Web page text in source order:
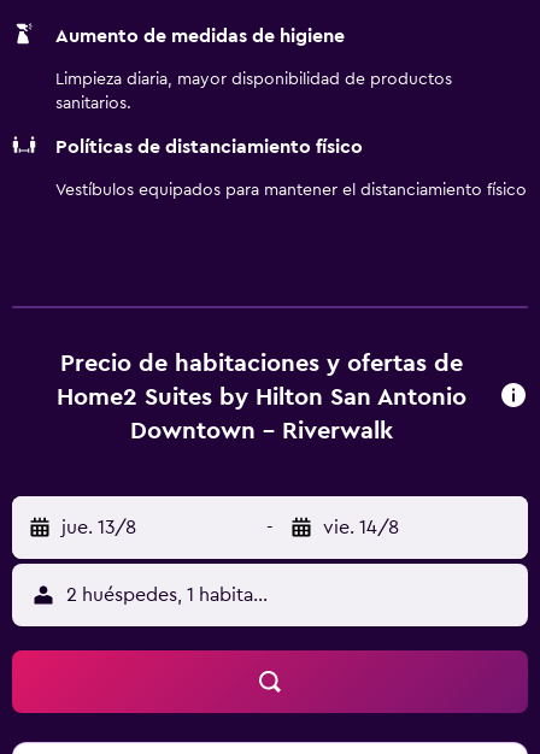
incluyen cocina básica con frigorífico/congelador grande,
están equipados con ducha y bañera combinadas y
Antonio ofrece acceso a Internet wifi gratis con una
velocidad de 25 Mbps o más. Los servicios para las
ocio y esparcimiento en este hotel incluyen una piscina
cubierta y centro de bienestar. No se permite la entrada a
la piscina y al gimnasio de niños menores de 18 años sin la
supervisión de un adulto.
Aumento de medidas de higiene
Limpieza diaria, mayor disponibilidad de productos
sanitarios.
Políticas de distanciamiento físico
Vestíbulos equipados para mantener el distanciamiento físico
Precio de habitaciones y ofertas de
Home2 Suites by Hilton San Antonio
Downtown - Riverwalk
jue. 13/8 - vie. 14/8
2 huéspedes, 1 habitación